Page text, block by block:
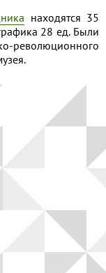
находятся 35
28 ед. Были
революционного